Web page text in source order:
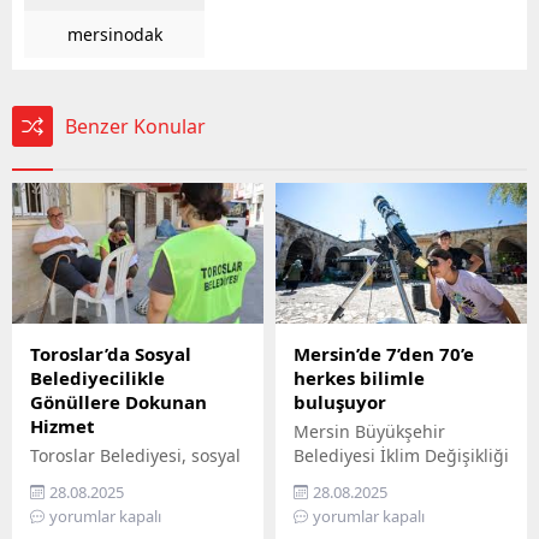
mersinodak
Benzer Konular
Toroslar’da Sosyal
Belediyecilikle
Gönüllere Dokunan
Hizmet
Toroslar Belediyesi, sosyal
belediyecilik anlayışıyla
vatandaşların gönüllerine
dokunmaya devam ediyor.
28.08.2025
yorumlar kapalı
Mersin’de 7’den 70’e
herkes bilimle
buluşuyor
Mersin Büyükşehir
Belediyesi İklim Değişikliği
ve Sıfır Atık Dairesi
Başkanlığı, Mercan 100.
Yıl İklim ve Çevre Bilim
28.08.2025
yorumlar kapalı